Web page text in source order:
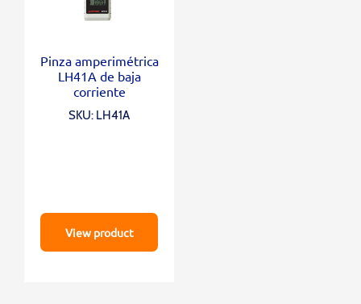
Pinza amperimétrica
LH41A de baja
corriente
SKU: LH41A
View product